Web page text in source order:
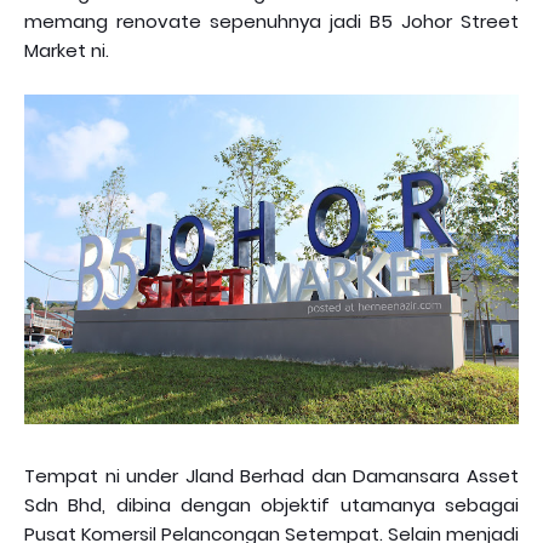
memang renovate sepenuhnya jadi B5 Johor Street
Market ni.
Tempat ni under Jland Berhad dan Damansara Asset
Sdn Bhd, dibina dengan objektif utamanya sebagai
Pusat Komersil Pelancongan Setempat. Selain menjadi